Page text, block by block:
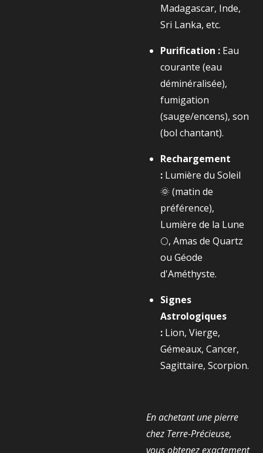
Madagascar, Inde,
Sri Lanka, etc.
Purification : Eau
courante (eau
déminéralisée),
fumigation
(sauge/encens), son
(bol chantant).
Rechargement
: Lumière du Soleil
🌞 (matin de
préférence),
Lumière de la Lune
🌕, Amas de Quartz
ou Géode
d'Améthyste.
Signes
Astrologiques
: Lion, Vierge,
Gémeaux, Cancer,
Sagittaire, Scorpion.
En achetant une pierre
chez Terre-Précieuse,
vous obtenez exactement